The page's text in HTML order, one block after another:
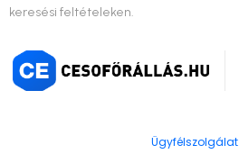
keresési feltételeken.
Ügyfélszolgálat